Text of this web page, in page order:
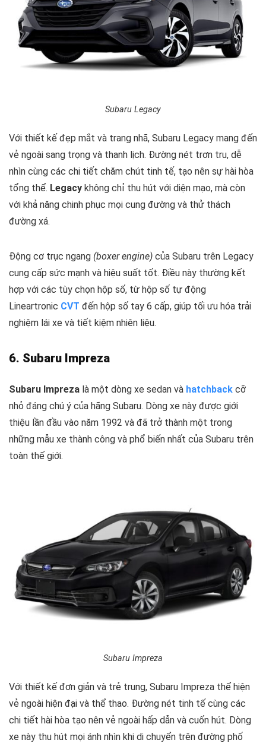
Subaru Legacy
Với thiết kế đẹp mắt và trang nhã, Subaru Legacy mang đến
vẻ ngoài sang trọng và thanh lịch. Đường nét trơn tru, dễ
nhìn cùng các chi tiết chăm chút tinh tế, tạo nên sự hài hòa
tổng thể. Legacy không chỉ thu hút với diện mạo, mà còn
với khả năng chinh phục mọi cung đường và thử thách
đường xá.
Động cơ trục ngang (boxer engine) của Subaru trên Legacy
cung cấp sức mạnh và hiệu suất tốt. Điều này thường kết
hợp với các tùy chọn hộp số, từ hộp số tự động
Lineartronic CVT đến hộp số tay 6 cấp, giúp tối ưu hóa trải
nghiệm lái xe và tiết kiệm nhiên liệu.
6. Subaru Impreza
Subaru Impreza là một dòng xe sedan và hatchback cỡ
nhỏ đáng chú ý của hãng Subaru. Dòng xe này được giới
thiệu lần đầu vào năm 1992 và đã trở thành một trong
những mẫu xe thành công và phổ biến nhất của Subaru trên
toàn thế giới.
Subaru Impreza
Với thiết kế đơn giản và trẻ trung, Subaru Impreza thể hiện
vẻ ngoài hiện đại và thể thao. Đường nét tinh tế cùng các
chi tiết hài hòa tạo nên vẻ ngoài hấp dẫn và cuốn hút. Dòng
xe này thu hút mọi ánh nhìn khi di chuyển trên đường phố